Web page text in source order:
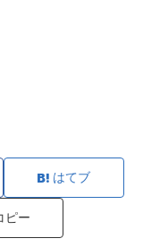
はてブ
ピー